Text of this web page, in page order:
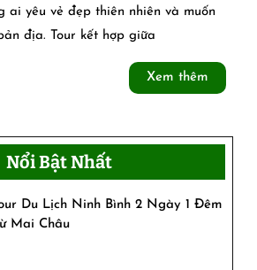
Châu
–
2
ngày
1
ai yêu vẻ đẹp thiên nhiên và muốn
địa. Tour kết hợp giữa
Xem thêm
thêm
Nổi Bật Nhất
Du Lịch Ninh Bình 2 Ngày 1 Đêm
Mai Châu